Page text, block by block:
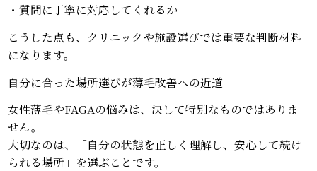
・質問に丁寧に対応してくれるか
こうした点も、クリニックや施設選びでは重要な判断材料
になります。
自分に合った場所選びが薄毛改善への近道
女性薄毛やFAGAの悩みは、決して特別なものではありま
せん。
大切なのは、「自分の状態を正しく理解し、安心して続け
られる場所」を選ぶことです。